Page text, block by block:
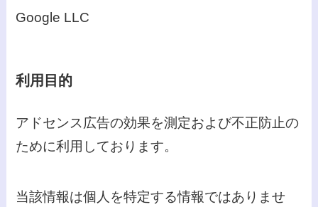
Google LLC
利用目的
アドセンス広告の効果を測定および不正防止の
ために利用しております。
当該情報は個人を特定する情報ではありませ